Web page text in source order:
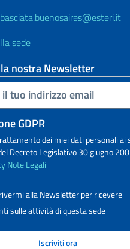
sede
nostra Newsletter
GDPR
dei miei dati personali ai
Decreto Legislativo 30 giugno
Note Legali
alla Newsletter per ricevere
sulle attività di questa sede